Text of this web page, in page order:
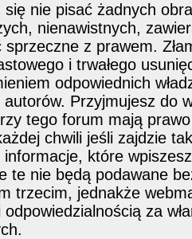
się nie pisać żadnych
nienawistnych,
sprzeczne z prawem.
i trwałego
odpowiednich
Przyjmujesz do
tego forum mają
chwili jeśli zajdzie
informacje, które
te nie będą podawane
trzecim, jednakże
odpowiedzialnością za